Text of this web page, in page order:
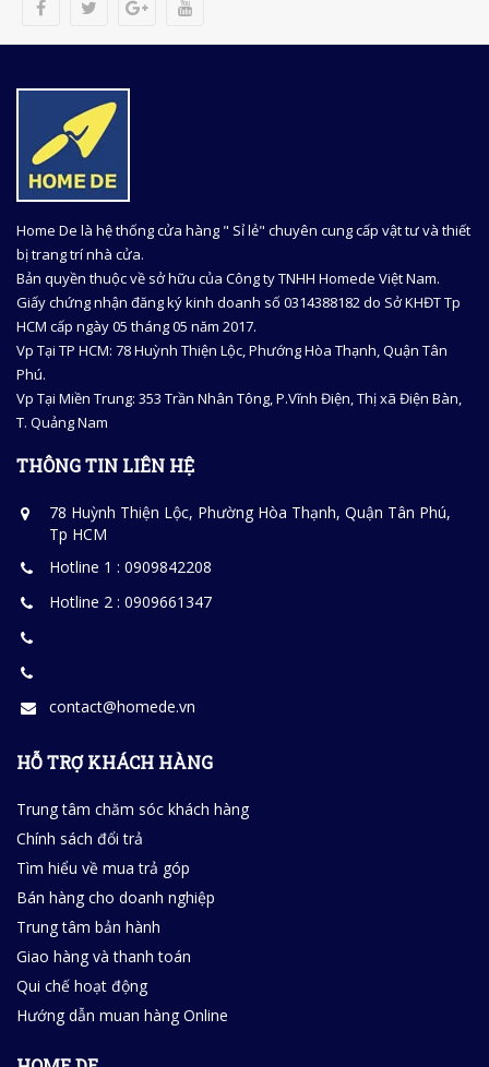
Home De là hệ thống cửa hàng " Sỉ lẻ" chuyên cung cấp vật tư và thiết
bị trang trí nhà cửa.
Bản quyền thuộc về sở hữu của Công ty TNHH Homede Việt Nam.
Giấy chứng nhận đăng ký kinh doanh số 0314388182 do Sở KHĐT Tp
HCM cấp ngày 05 tháng 05 năm 2017.
Vp Tại TP HCM: 78 Huỳnh Thiện Lộc, Phướng Hòa Thạnh, Quận Tân
Phú.
Vp Tại Miền Trung: 353 Trần Nhân Tông, P.Vĩnh Điện, Thị xã Điện Bàn,
T. Quảng Nam
THÔNG TIN LIÊN HỆ
78 Huỳnh Thiện Lộc, Phường Hòa Thạnh, Quận Tân Phú,
Tp HCM
Hotline 1 : 0909842208
Hotline 2 : 0909661347
contact@homede.vn
HỖ TRỢ KHÁCH HÀNG
Trung tâm chăm sóc khách hàng
Chính sách đổi trả
Tìm hiểu về mua trả góp
Bán hàng cho doanh nghiệp
Trung tâm bản hành
Giao hàng và thanh toán
Qui chế hoạt động
Hướng dẫn muan hàng Online